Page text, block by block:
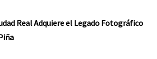
Real Adquiere el Legado Fotográfico